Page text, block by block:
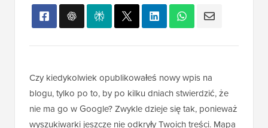
Czy kiedykolwiek opublikowałeś nowy wpis na
blogu, tylko po to, by po kilku dniach stwierdzić, że
nie ma go w Google? Zwykle dzieje się tak, ponieważ
wyszukiwarki jeszcze nie odkryły Twoich treści. Mapa